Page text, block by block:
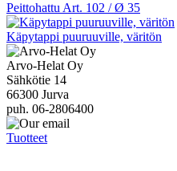
Peittohattu Art. 102 / Ø 35
Käpytappi puuruuville, väritön
Arvo-Helat Oy
Sähkötie 14
66300 Jurva
puh. 06-2806400
Tuotteet